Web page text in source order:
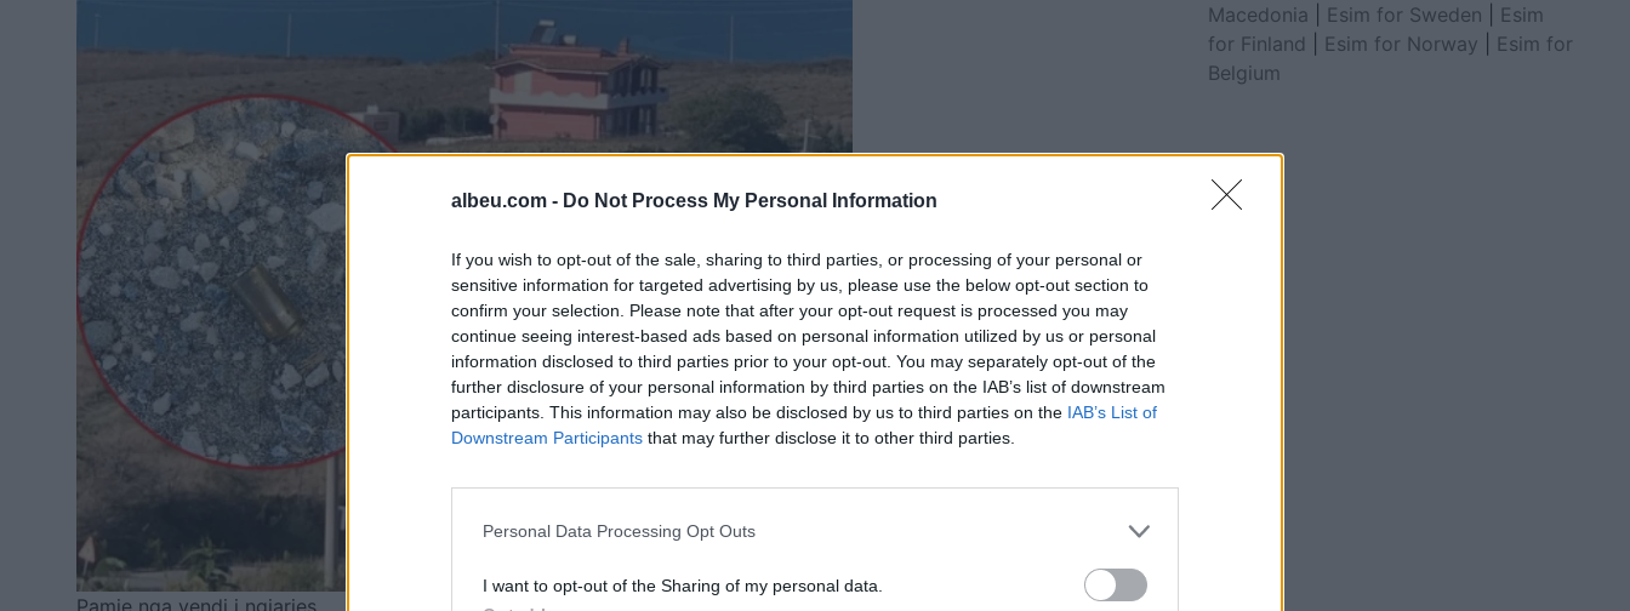
albeu.com - Do Not Process My Personal Information
If you wish to opt-out of the sale, sharing to third parties, or processing of your personal or
sensitive information for targeted advertising by us, please use the below opt-out section to
confirm your selection. Please note that after your opt-out request is processed you may
continue seeing interest-based ads based on personal information utilized by us or personal
information disclosed to third parties prior to your opt-out. You may separately opt-out of the
further disclosure of your personal information by third parties on the IAB’s list of downstream
participants. This information may also be disclosed by us to third parties on the IAB’s List of
Downstream Participants that may further disclose it to other third parties.
Personal Data Processing Opt Outs
I want to opt-out of the Sharing of my personal data.
Macedonia
Esim for Sweden
Esim
for Finland
Esim for Norway
Esim for
Belgium